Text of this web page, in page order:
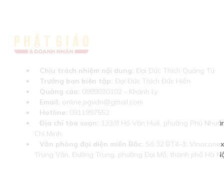
Chịu trách nhiệm nội dung: Đại Đức Thích Quảng Tú
Trưởng ban biên tập: Đại Đức Thích Đức Hiển
Quảng cáo: 0989030102 - Khánh Ly
Email: online.pgvdn@gmail.com
Hotline: 0911997552
Địa chỉ tòa soạn: 133/8 Hồ Văn Huê, phường Phú
Chí Minh
Văn phòng đại diện miền Bắc: Số 32 BT4-3,
Trung Văn, Đường Trung, phường Đại Mỗ, thành phố Hà